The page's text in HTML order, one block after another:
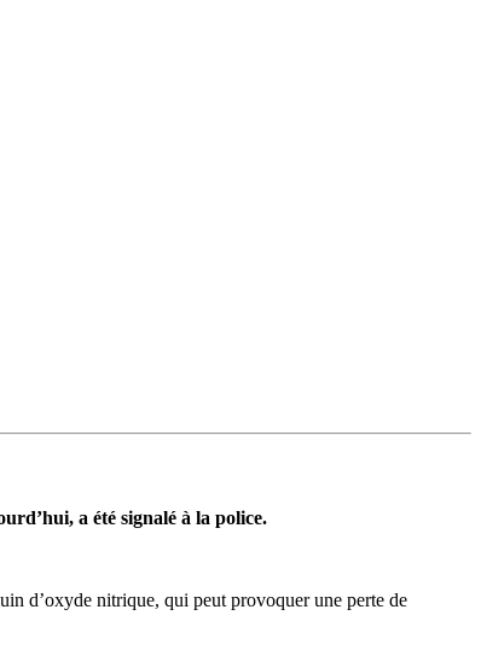
a été signalé à la police.
d’oxyde nitrique, qui peut provoquer une perte de